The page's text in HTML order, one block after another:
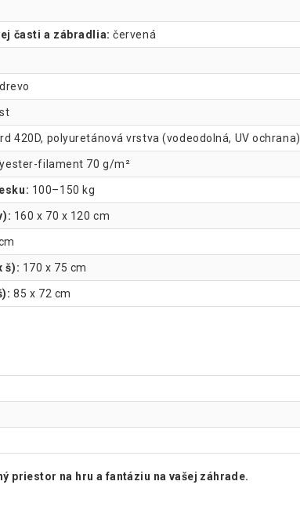
časti a zábradlia: červená
420D, polyuretánová vrstva (vodeodolná, UV ochrana)
filament 70 g/m²
100–150 kg
160 x 70 x 120 cm
š): 170 x 75 cm
85 x 72 cm
priestor na hru a fantáziu na vašej záhrade.